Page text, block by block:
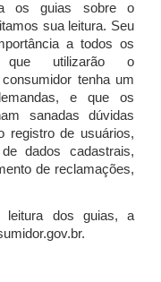
os guias sobre o
sua leitura. Seu
a todos os
que utilizarão o
tenha um
e que os
sanadas dúvidas
registro de usuários,
dados cadastrais,
de reclamações,
leitura dos guias, a